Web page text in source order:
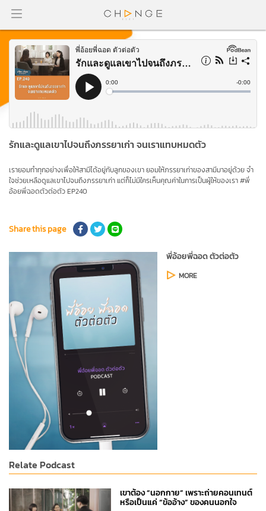
รักและดูแลเขาไปจนถึงภรรยาเก่า จนเราแทบหมดตัว
เรายอมทำทุกอย่างเพื่อให้สามีได้อยู่กับลูกของเขา ยอมให้ภรรยาเก่าของสามีมาอยู่ด้วย จำ
ใจช่วยเหลือดูแลเขาไปจนถึงภรรยาเก่า แต่ก็ไม่มีใครเห็นคุณค่าในการเป็นผู้ให้ของเรา #พี่
อ้อยพี่ฉอดตัวต่อตัว EP240
Share this page
พี่อ้อยพี่ฉอด ตัวต่อตัว
MORE
Relate Podcast
เขาต้อง “นอกกาย” เพราะถ่ายคอนเทนต์
หรือเป็นแค่ “ข้ออ้าง” ของคนนอกใจ